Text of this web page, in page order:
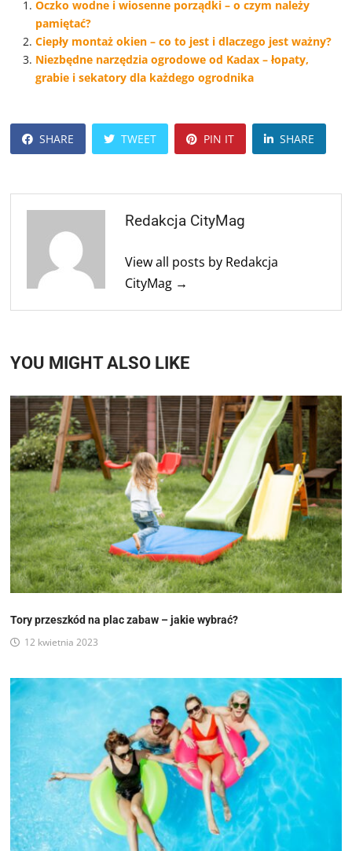
Oczko wodne i wiosenne porządki – o czym należy
pamiętać?
Ciepły montaż okien – co to jest i dlaczego jest ważny?
Niezbędne narzędzia ogrodowe od Kadax – łopaty,
grabie i sekatory dla każdego ogrodnika
SHARE TWEET PIN IT SHARE
Redakcja CityMag
View all posts by Redakcja
CityMag →
YOU MIGHT ALSO LIKE
Tory przeszkód na plac zabaw – jakie wybrać?
12 kwietnia 2023